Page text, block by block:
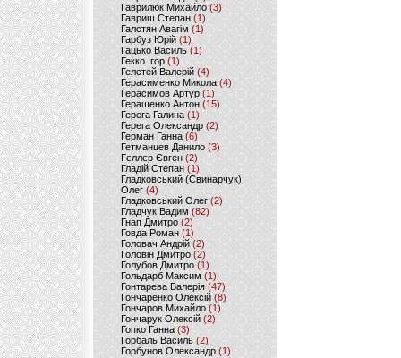
Гаврилюк Михайло (3)
Гавриш Степан (1)
Галстян Авагім (1)
Гарбуз Юрій (1)
Гацько Василь (1)
Гекко Ігор(1)
Гелетей Валерій (4)
Герасименко Микола (4)
Герасимов Артур (1)
Геращенко Антон(15)
Герега Галина (1)
Герега Олександр (2)
Герман Ганна (6)
Гетманцев Данило (3)
Гєллєр Євген (2)
Гладій Степан(1)
Гладковський (Свинарчук)
Олег (4)
Гладковський Олег (2)
Гладчук Вадим (82)
Гнап Дмитро (2)
Говда Роман(1)
Головач Андрій (2)
Головін Дмитро (2)
Голубов Дмитро (1)
Гольдарб Максим(1)
Гонтарева Валерія (47)
Гончаренко Олексій(8)
Гончаров Михайло (1)
Гончарук Олексій (2)
Гопко Ганна (3)
Горбаль Василь (2)
Горбунов Олександр (1)